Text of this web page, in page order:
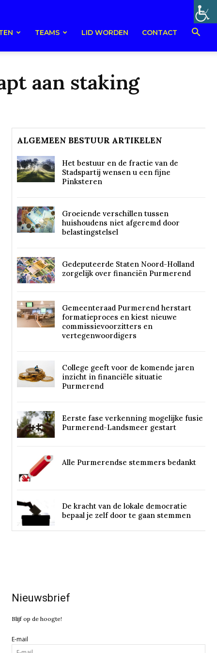
TEAMS LID WORDEN CONTACT
aan staking
ALGEMEEN BESTUUR ARTIKELEN
Het bestuur en de fractie van de
Stadspartij wensen u een fijne
Pinksteren
Groeiende verschillen tussen
huishoudens niet afgeremd door
belastingstelsel
Gedeputeerde Staten Noord-Holland
zorgelijk over financiën Purmerend
Gemeenteraad Purmerend herstart
formatieproces en kiest nieuwe
commissievoorzitters en
vertegenwoordigers
College geeft voor de komende jaren
inzicht in financiële situatie
Purmerend
Eerste fase verkenning mogelijke fusie
Purmerend-Landsmeer gestart
Alle Purmerendse stemmers bedankt
De kracht van de lokale democratie
bepaal je zelf door te gaan stemmen
Nieuwsbrief
Blijf op de hoogte!
E-mail